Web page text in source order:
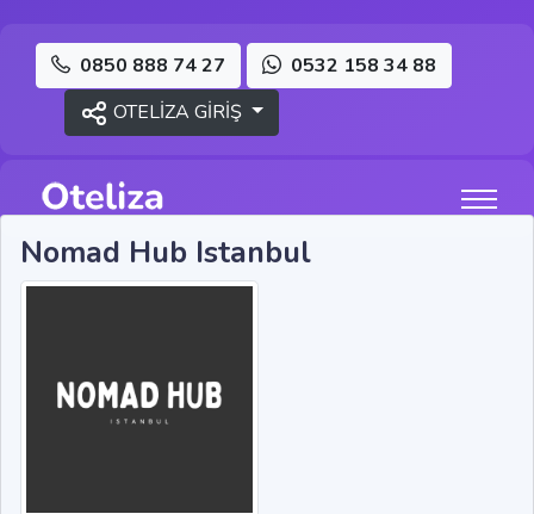
0850 888 74 27
0532 158 34 88
OTELİZA GİRİŞ
Nomad Hub Istanbul